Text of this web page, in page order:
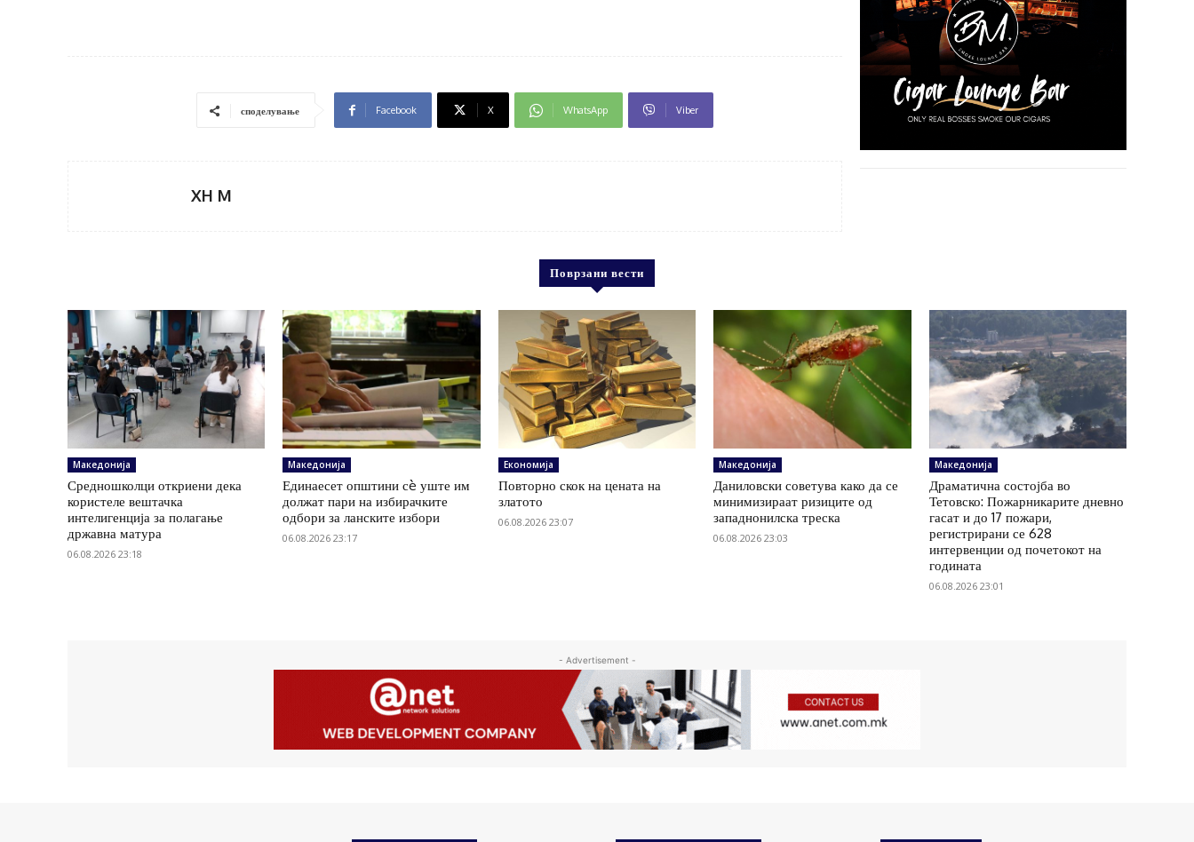
споделување Facebook X WhatsApp Viber
XH M
Поврзани вести
Македонија
Средношколци откриени дека
користеле вештачка
интелигенција за полагање
државна матура
06.08.2026 23:18
Македонија
Единаесет општини сè уште им
должат пари на избирачките
одбори за ланските избори
06.08.2026 23:17
Економија
Повторно скок на цената на
златото
06.08.2026 23:07
Македонија
Даниловски советува како да се
минимизираат ризиците од
западнонилска треска
06.08.2026 23:03
Македонија
Драматична состојба во
Тетовско: Пожарникарите дневно
гасат и до 17 пожари,
регистрирани се 628
интервенции од почетокот на
годината
06.08.2026 23:01
- Advertisement -